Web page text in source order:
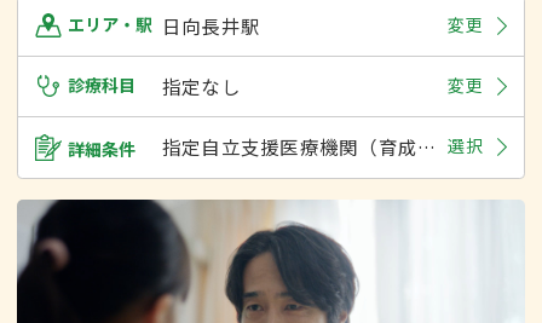
エリア・駅 日向長井駅 変更
診療科目 指定なし 変更
詳細条件 指定自立支援医療機関（育成医療・更生医療） 選択